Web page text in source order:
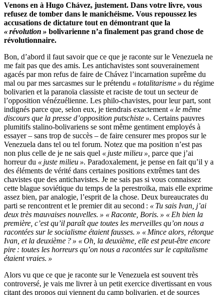
Venons en à Hugo Chávez, justement. Dans votre livre, vous
refusez de tomber dans le manichéisme. Vous repoussez les
accusations de dictature tout en démontrant que la
« révolution » bolivarienne n’a finalement pas grand chose de
révolutionnaire.
Bon, d’abord il faut savoir que ce que je raconte sur le Venezuela ne
me fait pas que des amis. Les antichavistes sont souverainement
agacés par mon refus de faire de Chávez l’incarnation suprême du
mal ou par mes sarcasmes sur le prétendu « totalitarisme » du régime
bolivarien et la paranoïa classiste et raciste de tout un secteur de
l’opposition vénézuélienne. Les philo-chavistes, pour leur part, sont
indignés parce que, selon eux, je tiendrais exactement « le même
discours que la presse d’opposition putschiste ». Certains pauvres
plumitifs stalino-bolivariens se sont même gentiment employés à
essayer – sans trop de succès – de faire censurer mes propos sur le
Venezuela dans tel ou tel forum. Notez que ma position n’est pas
non plus celle de je ne sais quel « juste milieu », parce que j’ai
horreur du « juste milieu ». Paradoxalement, je pense en fait qu’il y a
des éléments de vérité dans certaines positions extrêmes tant des
chavistes que des antichavistes. Je ne sais pas si vous connaissez
cette blague soviétique du temps de la perestroïka, mais elle exprime
assez bien, par analogie, l’esprit de la chose. Deux bureaucrates du
parti se rencontrent et le premier dit au second : « Tu sais Ivan, j’ai
deux très mauvaises nouvelles. » « Raconte, Boris. » « Eh bien la
première, c’est qu’il paraît que toutes les merveilles qu’on nous a
racontées sur le socialisme étaient fausses. » « Mince alors, rétorque
Ivan, et la deuxième ? » « Oh, la deuxième, elle est peut-être encore
pire : toutes les horreurs qu’on nous a racontées sur le capitalisme
étaient vraies. »
Alors vu que ce que je raconte sur le Venezuela est souvent très
controversé, je vais me livrer à un petit exercice divertissant en vous
citant des propos qui viennent du camp bolivarien, et de sources